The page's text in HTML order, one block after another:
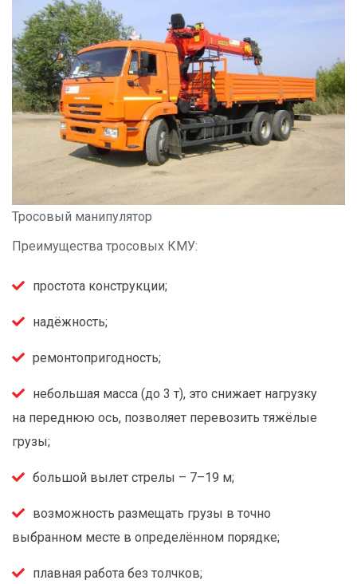
Тросовый манипулятор
Преимущества тросовых КМУ:
простота конструкции;
надёжность;
ремонтопригодность;
небольшая масса (до 3 т), это снижает нагрузку
на переднюю ось, позволяет перевозить тяжёлые
грузы;
большой вылет стрелы – 7–19 м;
возможность размещать грузы в точно
выбранном месте в определённом порядке;
плавная работа без толчков;